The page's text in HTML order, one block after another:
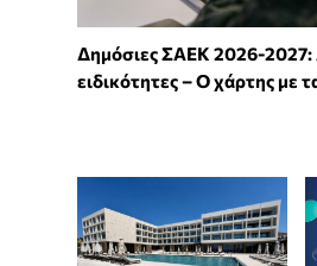
Δημόσιες ΣΑΕΚ 2026-2027:
ειδικότητες – Ο χάρτης με